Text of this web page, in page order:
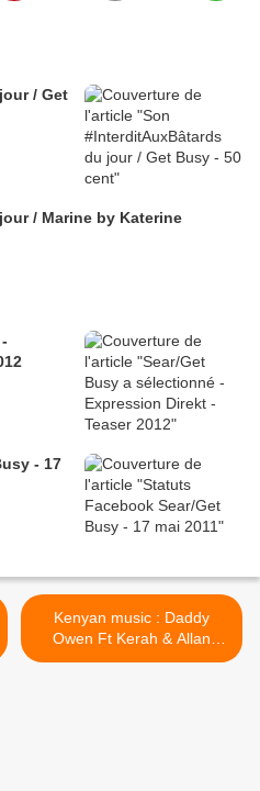
/ Get
/ Marine by Katerine
- 17
Kenyan music : Daddy
Owen Ft Kerah & Allan
Aaron >